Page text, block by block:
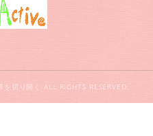
切り開く ALL RIGHTS RESERVED.